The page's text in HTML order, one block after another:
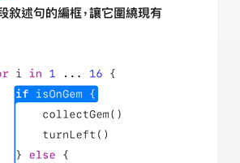
敘述句的編框，讓它圍繞現有